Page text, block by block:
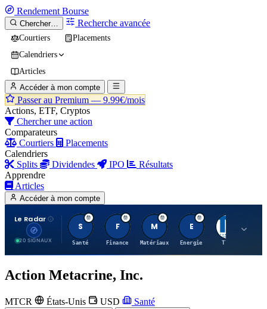
Rendement Bourse
Chercher… Recherche avancée
Courtiers
Placements
Calendriers
Articles
Accéder à mon compte
Passer au Premium — 9.99€/mois
Actions, ETF, Cryptos
Chercher une action
Comparateurs
Courtiers
Placements
Calendriers
Splits
Dividendes IPO
Résultats
Apprendre
Articles
Accéder à mon compte
Le Radar
20 SIGNAUX
S
Santé
F
Finance
M
Matériaux
E
Energie TTWO
Action Metacrine, Inc.
MTCR États-Unis USD Santé